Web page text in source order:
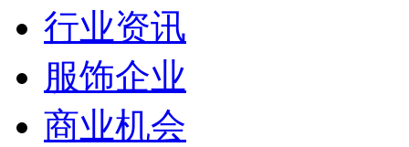
行业资讯
服饰企业
商业机会